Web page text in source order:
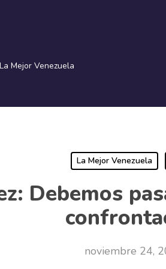
La Mejor Venezuela
La Mejor Venezuela
Debemos
noviembre 24,